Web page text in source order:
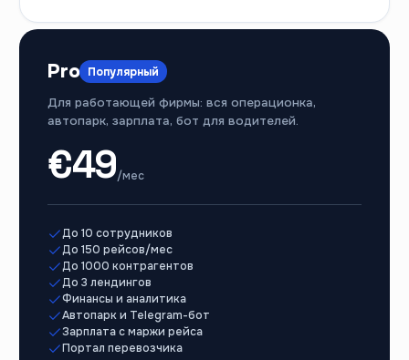
Pro Популярный
Для работающей фирмы: вся операционка,
автопарк, зарплата, бот для водителей.
€49/мес
До 10 сотрудников
До 150 рейсов/мес
До 1000 контрагентов
До 3 лендингов
Финансы и аналитика
Автопарк и Telegram-бот
Зарплата с маржи рейса
Портал перевозчика